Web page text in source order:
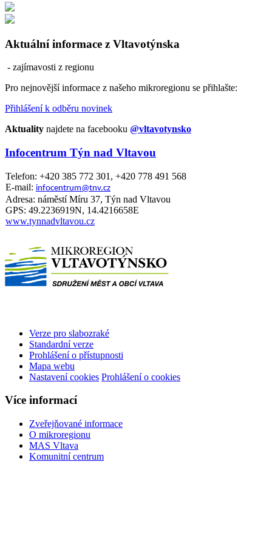
Aktuální informace z Vltavotýnska
- zajímavosti z regionu
Pro nejnovější informace z našeho mikroregionu se přihlašte:
Přihlášení k odběru novinek
Aktuality najdete na facebooku @vltavotynsko
Infocentrum Týn nad Vltavou
Telefon: +420 385 772 301, +420 778 491 568
E-mail: infocentrum@tnv.cz
Adresa: náměstí Míru 37, Týn nad Vltavou
GPS: 49.2236919N, 14.4216658E
www.tynnadvltavou.cz
Verze pro slabozraké
Standardní verze
Prohlášení o přístupnosti
Mapa webu
Nastavení cookies Prohlášení o cookies
Více informací
Zveřejňované informace
O mikroregionu
MAS Vltava
Komunitní centrum